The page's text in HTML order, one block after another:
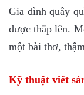
Gia đình quây
được thắp lên.
một bài thơ,
Kỹ thuật viết